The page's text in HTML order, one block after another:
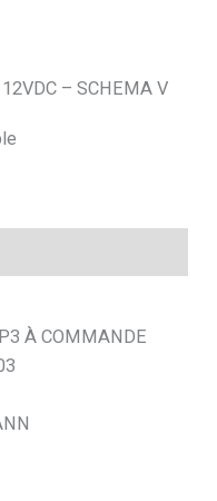
– SCHEMA V
À COMMANDE